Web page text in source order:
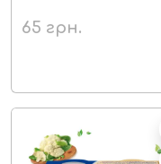
65 грн.